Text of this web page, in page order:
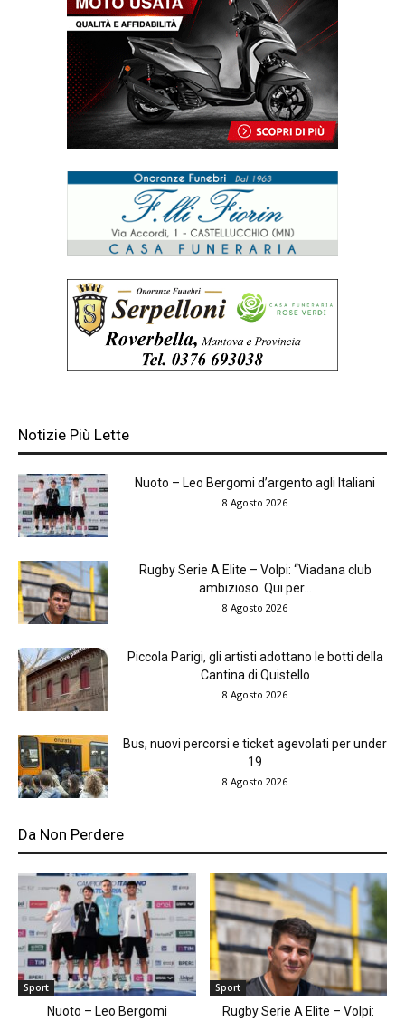
Notizie Più Lette
Nuoto – Leo Bergomi d’argento agli Italiani
8 Agosto 2026
Rugby Serie A Elite – Volpi: “Viadana club
ambizioso. Qui per...
8 Agosto 2026
Piccola Parigi, gli artisti adottano le botti della
Cantina di Quistello
8 Agosto 2026
Bus, nuovi percorsi e ticket agevolati per under
19
8 Agosto 2026
Da Non Perdere
Sport
Nuoto – Leo Bergomi
Sport
Rugby Serie A Elite – Volpi: